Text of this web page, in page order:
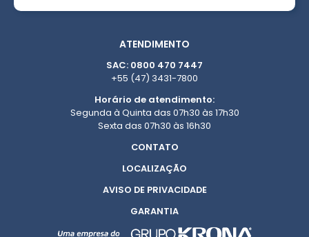
ATENDIMENTO
SAC: 0800 470 7447
+55 (47) 3431-7800
Horário de atendimento:
Segunda à Quinta das 07h30 às 17h30
Sexta das 07h30 às 16h30
CONTATO
LOCALIZAÇÃO
AVISO DE PRIVACIDADE
GARANTIA